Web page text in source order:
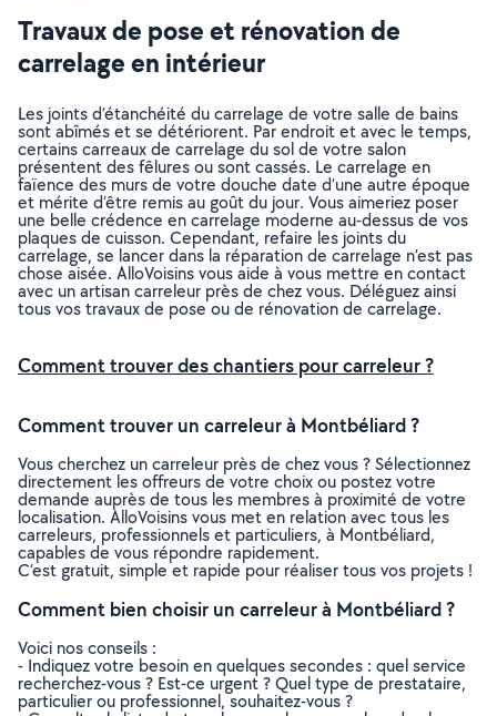
Travaux de pose et rénovation de
carrelage en intérieur
Les joints d’étanchéité du carrelage de votre salle de bains
sont abîmés et se détériorent. Par endroit et avec le temps,
certains carreaux de carrelage du sol de votre salon
présentent des fêlures ou sont cassés. Le carrelage en
faïence des murs de votre douche date d’une autre époque
et mérite d’être remis au goût du jour. Vous aimeriez poser
une belle crédence en carrelage moderne au-dessus de vos
plaques de cuisson. Cependant, refaire les joints du
carrelage, se lancer dans la réparation de carrelage n’est pas
chose aisée. AlloVoisins vous aide à vous mettre en contact
avec un artisan carreleur près de chez vous. Déléguez ainsi
tous vos travaux de pose ou de rénovation de carrelage.
Comment trouver des chantiers pour carreleur ?
Comment trouver un carreleur à Montbéliard ?
Vous cherchez un carreleur près de chez vous ? Sélectionnez
directement les offreurs de votre choix ou postez votre
demande auprès de tous les membres à proximité de votre
localisation. AlloVoisins vous met en relation avec tous les
carreleurs, professionnels et particuliers, à Montbéliard,
capables de vous répondre rapidement.
C’est gratuit, simple et rapide pour réaliser tous vos projets !
Comment bien choisir un carreleur à Montbéliard ?
Voici nos conseils :
- Indiquez votre besoin en quelques secondes : quel service
recherchez-vous ? Est-ce urgent ? Quel type de prestataire,
particulier ou professionnel, souhaitez-vous ?